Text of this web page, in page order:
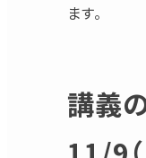
ます。
講義